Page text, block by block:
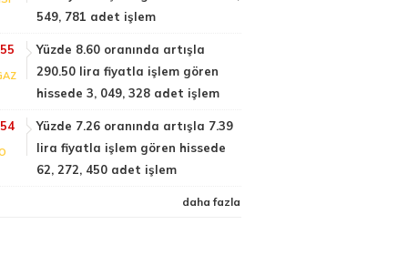
549, 781 adet işlem
Yüzde 8.60 oranında artışla
290.50 lira fiyatla işlem gören
hissede 3, 049, 328 adet işlem
Yüzde 7.26 oranında artışla 7.39
lira fiyatla işlem gören hissede
62, 272, 450 adet işlem
daha fazla